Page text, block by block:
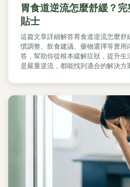
胃食道逆流怎麼舒緩？
貼士
這篇文章詳細解答胃食道逆流怎麼舒
慣調整、飲食建議、藥物選擇等實
答，幫助你從根本緩解症狀，提升生
是嚴重逆流，都能找到適合的解決方